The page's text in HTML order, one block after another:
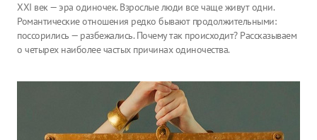
XXI век — эра одиночек. Взрослые люди все чаще живут одни.
Романтические отношения редко бывают продолжительными:
поссорились — разбежались. Почему так происходит? Рассказываем
о четырех наиболее частых причинах одиночества.